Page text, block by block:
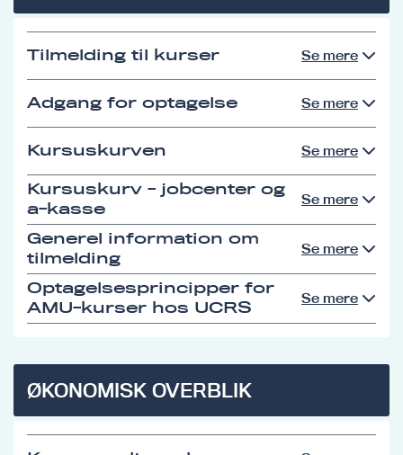
Tilmelding til kurser Se mere
Adgang for optagelse Se mere
Kursuskurven Se mere
Kursuskurv - jobcenter og
a-kasse
Se mere
Generel information om
tilmelding
Se mere
Optagelsesprincipper for
AMU-kurser hos UCRS
Se mere
ØKONOMISK OVERBLIK